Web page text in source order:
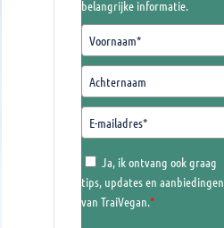
belangrijke informatie.
Ja, ik ontvang ook graag
tips, updates en aanbiedingen
van TraiVegan.*